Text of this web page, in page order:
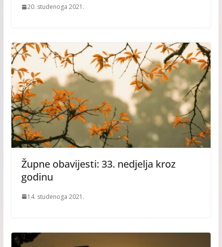
20. studenoga 2021.
Župne obavijesti: 33. nedjelja kroz
godinu
14. studenoga 2021.